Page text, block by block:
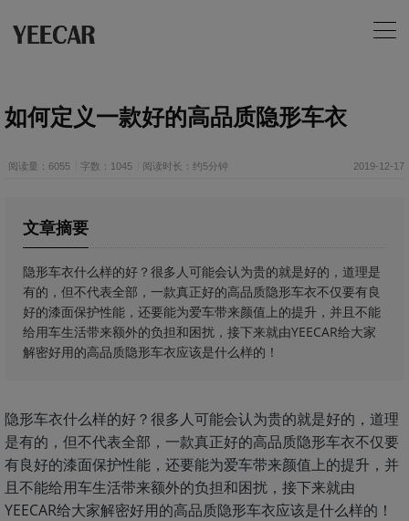
如何定义一款好的高品质隐形车衣
阅读量：6055 字数：1045 阅读时长：约5分钟 2019-12-17
文章摘要
隐形车衣什么样的好？很多人可能会认为贵的就是好的，道理是
有的，但不代表全部，一款真正好的高品质隐形车衣不仅要有良
好的漆面保护性能，还要能为爱车带来颜值上的提升，并且不能
给用车生活带来额外的负担和困扰，接下来就由YEECAR给大家
解密好用的高品质隐形车衣应该是什么样的！
隐形车衣什么样的好？很多人可能会认为贵的就是好的，道理
是有的，但不代表全部，一款真正好的高品质隐形车衣不仅要
有良好的漆面保护性能，还要能为爱车带来颜值上的提升，并
且不能给用车生活带来额外的负担和困扰，接下来就由
YEECAR给大家解密好用的高品质隐形车衣应该是什么样的！